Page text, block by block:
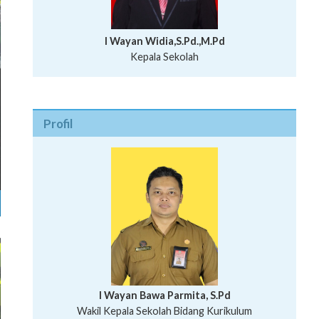
I Wayan Widia,S.Pd.,M.Pd
Kepala Sekolah
Profil
I Wayan Bawa Parmita, S.Pd
Wakil Kepala Sekolah Bidang Kurikulum
I Wayan Gede Aditya Pratita, S.Pd., M.Sn
Ni Wayan Nopi Sutantri, S.Pd.